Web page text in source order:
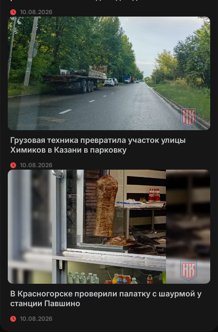
10.08.2026
Грузовая техника превратила участок улицы
Химиков в Казани в парковку
10.08.2026
В Красногорске проверили палатку с шаурмой у
станции Павшино
10.08.2026